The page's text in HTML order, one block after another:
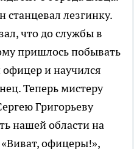
станцевал лезгинку.
что до службы в
пришлось побывать
и научился
Теперь мистеру
Григорьеву
нашей области на
офицеры!»,